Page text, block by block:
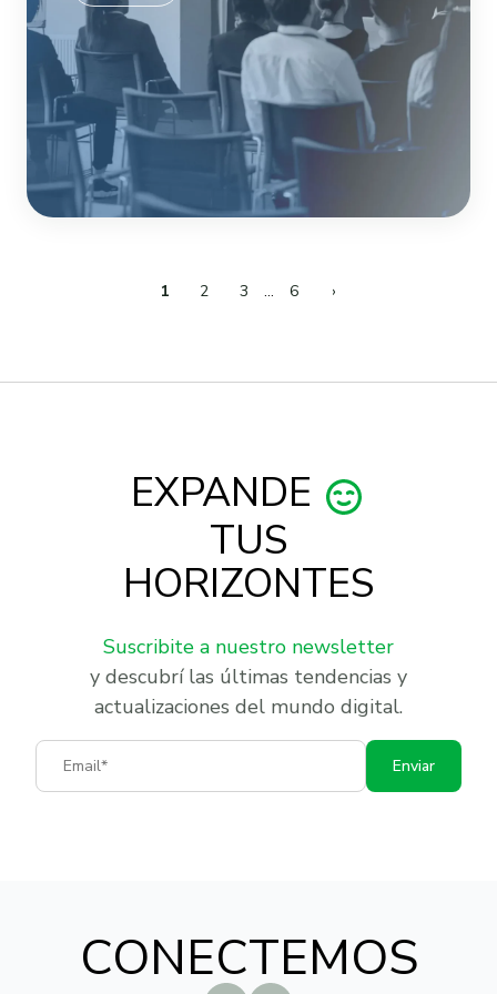
1 2 3 … 6 ›
EXPANDE
TUS
HORIZONTES
Suscribite a nuestro newsletter
y descubrí las últimas tendencias y
actualizaciones del mundo digital.
Email
Enviar
CONECTEMOS